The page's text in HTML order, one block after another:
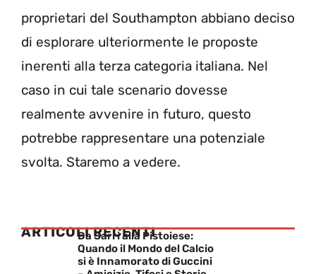
proprietari del Southampton abbiano deciso
di esplorare ulteriormente le proposte
inerenti alla terza categoria italiana. Nel
caso in cui tale scenario dovesse
realmente avvenire in futuro, questo
potrebbe rappresentare una potenziale
svolta. Staremo a vedere.
ARTICOLI RECENTI
Da Sarri alla Pistoiese:
Quando il Mondo del Calcio
si è Innamorato di Guccini